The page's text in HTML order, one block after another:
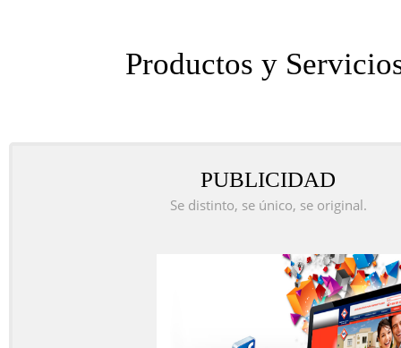
Productos y
PUBLICIDAD
Se distinto, se único, se original.